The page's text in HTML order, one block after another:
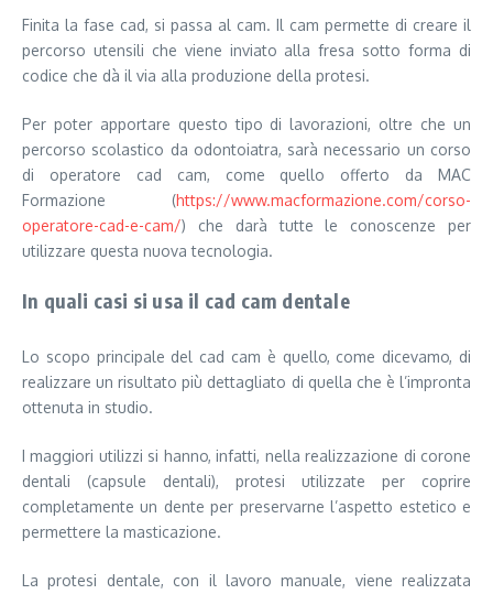
Finita la fase cad, si passa al cam. Il cam permette di creare il
percorso utensili che viene inviato alla fresa sotto forma di
codice che dà il via alla produzione della protesi.
Per poter apportare questo tipo di lavorazioni, oltre che un
percorso scolastico da odontoiatra, sarà necessario un corso
di operatore cad cam, come quello offerto da MAC
Formazione (https://www.macformazione.com/corso-
operatore-cad-e-cam/) che darà tutte le conoscenze per
utilizzare questa nuova tecnologia.
In quali casi si usa il cad cam dentale
Lo scopo principale del cad cam è quello, come dicevamo, di
realizzare un risultato più dettagliato di quella che è l’impronta
ottenuta in studio.
I maggiori utilizzi si hanno, infatti, nella realizzazione di corone
dentali (capsule dentali), protesi utilizzate per coprire
completamente un dente per preservarne l’aspetto estetico e
permettere la masticazione.
La protesi dentale, con il lavoro manuale, viene realizzata